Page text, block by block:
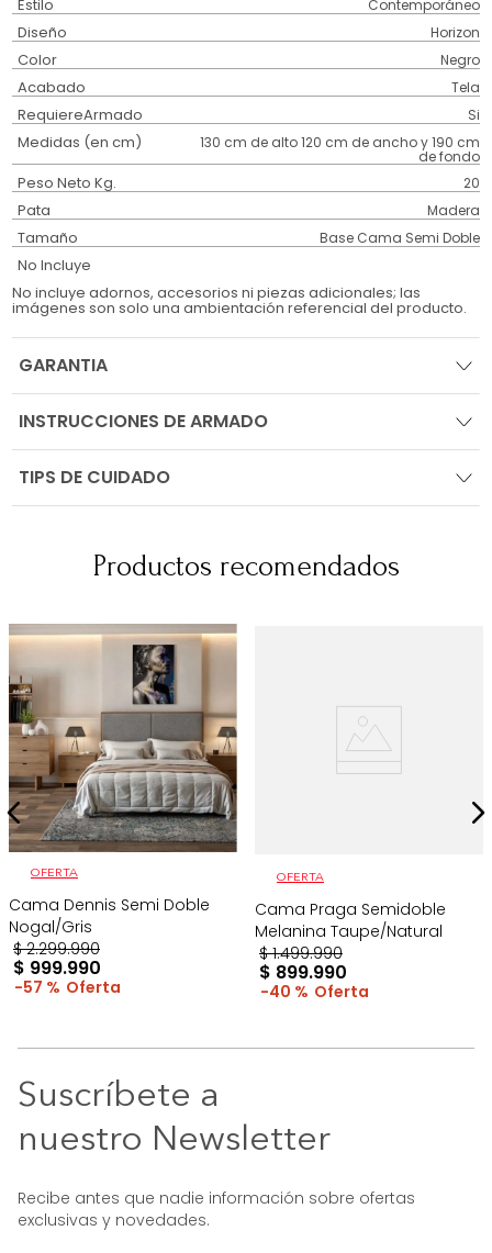
Estilo Contemporáneo
Diseño Horizon
Color Negro
Acabado Tela
RequiereArmado Si
Medidas (en cm) 130 cm de alto 120 cm de ancho y 190 cm
de fondo
Peso Neto Kg. 20
Pata Madera
Tamaño Base Cama Semi Doble
No Incluye
No incluye adornos, accesorios ni piezas adicionales; las
imágenes son solo una ambientación referencial del producto.
GARANTIA
INSTRUCCIONES DE ARMADO
TIPS DE CUIDADO
Productos recomendados
OFERTA
Cama Dennis Semi Doble
Nogal/Gris
$ 2.299.990
$ 999.990
57 %
OFERTA
Cama Praga Semidoble
Melanina Taupe/Natural
$ 1.499.990
$ 899.990
40 %
Suscríbete a
nuestro Newsletter
Recibe antes que nadie información sobre ofertas
exclusivas y novedades.